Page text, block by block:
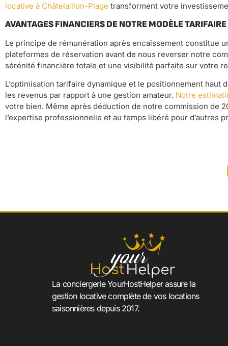
locative à Châtelaillon-Plage transforment votre
AVANTAGES FINANCIERS DE NOTRE MODÈLE TARIFAIRE
Le principe de rémunération après encaissement constitue
plateformes de réservation avant de nous reverser notre
sérénité financière totale et une visibilité parfaite sur votre
L’optimisation tarifaire dynamique et le positionnement
les revenus par rapport à une gestion amateur. Notre
votre bien. Même après déduction de notre commission de
l’expertise professionnelle et au temps libéré pour d’autres
La conciergerie YourHostHelper assure la
gestion locative complète de vos locations
saisonnières depuis 2017.